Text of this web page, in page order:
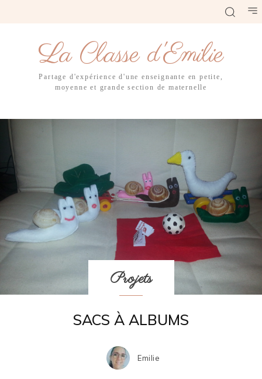
La Classe d'Emilie
Partage d'expérience d'une enseignante en petite,
moyenne et grande section de maternelle
Projets
SACS À ALBUMS
Emilie